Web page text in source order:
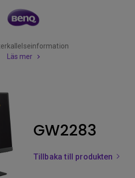
Läs mer
GW2283
Tillbaka till produkten